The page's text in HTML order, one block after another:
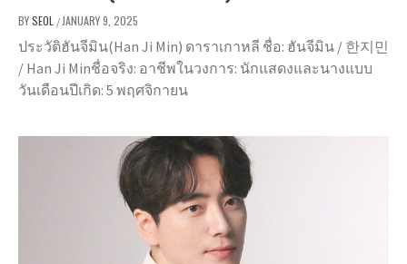
BYSEOL / JANUARY 9, 2025
ประวัติฮันจีมิน(Han Ji Min) ดาราเกาหลี ชื่อ: ฮันจีมิน / 한지민
/ Han Ji Minชื่อจริง: อาชีพในวงการ: นักแสดงและนางแบบ
วันเดือนปีเกิด: 5 พฤศจิกายน